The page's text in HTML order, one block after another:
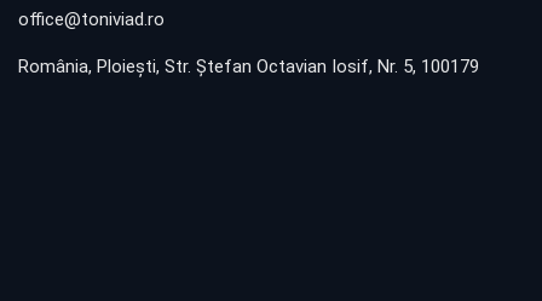
office@toniviad.ro
România, Ploieşti, Str. Ştefan Octavian Iosif, Nr. 5, 100179